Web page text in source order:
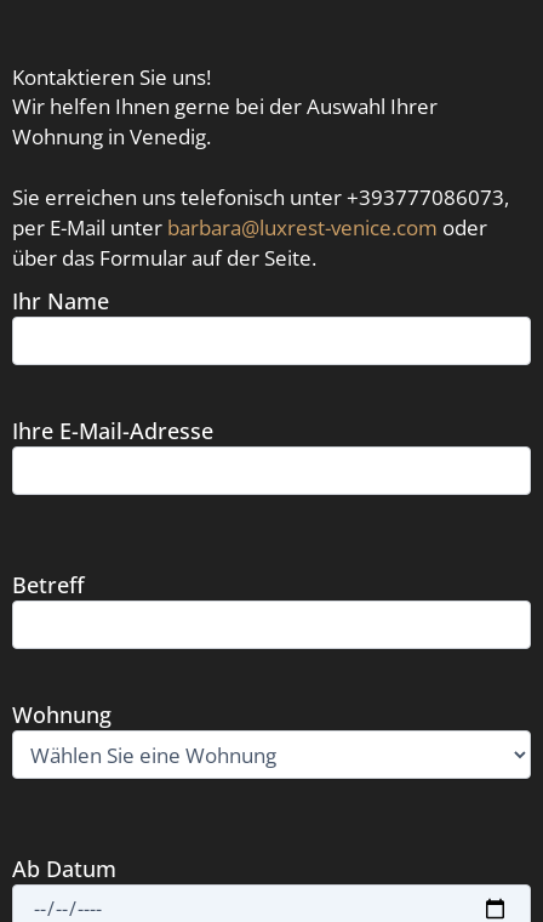
Kontaktieren Sie uns!
Wir helfen Ihnen gerne bei der Auswahl Ihrer
Wohnung in Venedig.
Sie erreichen uns telefonisch unter +393777086073,
per E-Mail unter barbara@luxrest-venice.com oder
über das Formular auf der Seite.
Ihr Name
Ihre E-Mail-Adresse
Betreff
Wohnung
Ab Datum